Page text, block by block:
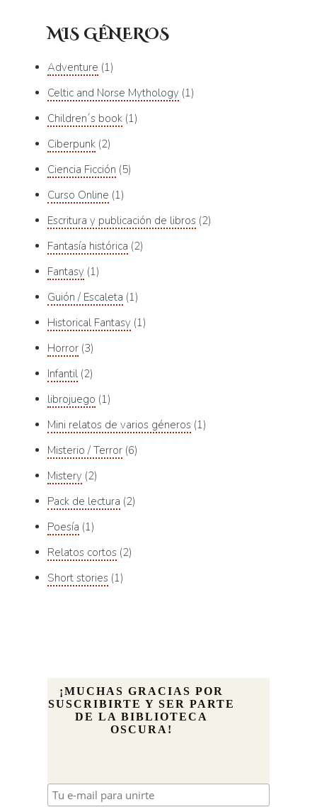
MIS GÉNEROS
Adventure 1
Celtic and Norse Mythology 1
Children´s book 1
Ciberpunk 2
Ciencia Ficción 5
Curso Online 1
Escritura y publicación de libros 2
Fantasía histórica 2
Fantasy 1
Guión / Escaleta 1
Historical Fantasy 1
Horror 3
Infantil 2
librojuego 1
Mini relatos de varios géneros 1
Misterio / Terror 6
Mistery 2
Pack de lectura 2
Poesía 1
Relatos cortos 2
Short stories 1
¡MUCHAS GRACIAS POR
SUSCRIBIRTE Y SER PARTE
DE LA BIBLIOTECA
OSCURA!